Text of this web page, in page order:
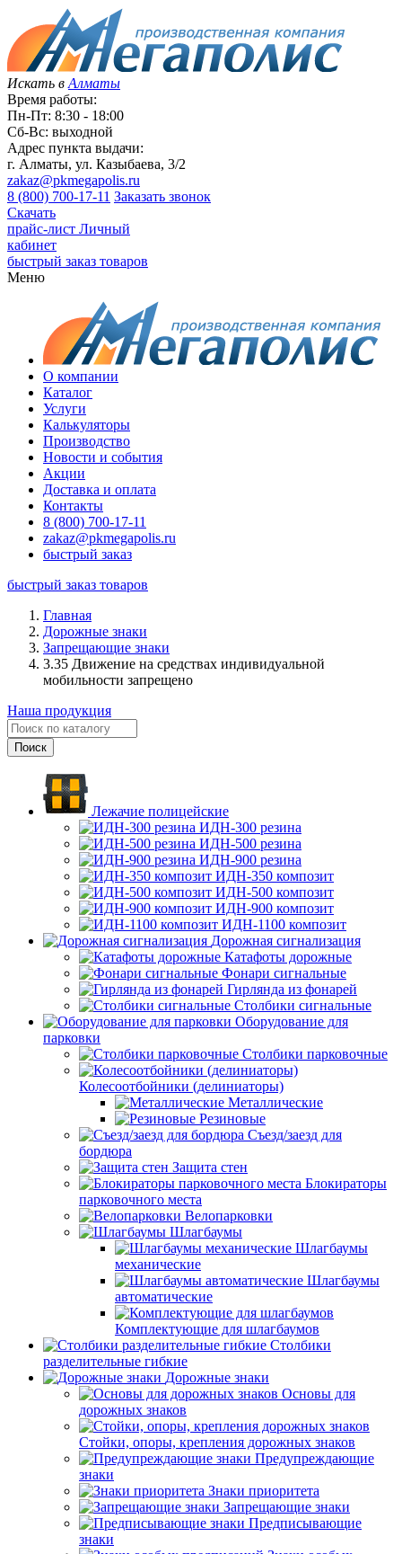
Искать в Алматы
Время работы:
Пн-Пт: 8:30 - 18:00
Сб-Вс: выходной
Адрес пункта выдачи:
г. Алматы, ул. Казыбаева, 3/2
zakaz@pkmegapolis.ru
8 (800) 700-17-11 Заказать звонок
Скачать
прайс-лист Личный
кабинет
быстрый заказ товаров
Меню
О компании
Каталог
Услуги
Калькуляторы
Производство
Новости и события
Акции
Доставка и оплата
Контакты
8 (800) 700-17-11
zakaz@pkmegapolis.ru
быстрый заказ
быстрый заказ товаров
Главная
Дорожные знаки
Запрещающие знаки
3.35 Движение на средствах индивидуальной
мобильности запрещено
Наша продукция
Лежачие полицейские
ИДН-300 резина
ИДН-500 резина
ИДН-900 резина
ИДН-350 композит
ИДН-500 композит
ИДН-900 композит
ИДН-1100 композит
Дорожная сигнализация
Катафоты дорожные
Фонари сигнальные
Гирлянда из фонарей
Столбики сигнальные
Оборудование для
парковки
Столбики парковочные
Колесоотбойники (делиниаторы)
Металлические
Резиновые
Съезд/заезд для
бордюра
Защита стен
Блокираторы
парковочного места
Велопарковки
Шлагбаумы
Шлагбаумы
механические
Шлагбаумы
автоматические
Комплектующие для шлагбаумов
Столбики
разделительные гибкие
Дорожные знаки
Основы для
дорожных знаков
Стойки, опоры, крепления дорожных знаков
Предупреждающие
знаки
Знаки приоритета
Запрещающие знаки
Предписывающие
знаки